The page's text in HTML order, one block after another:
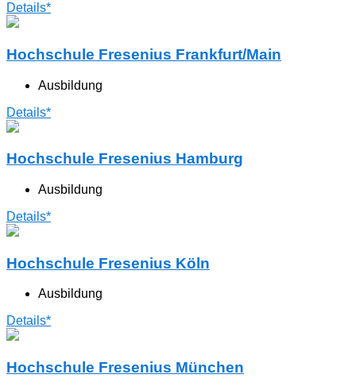
Details*
Hochschule Fresenius Frankfurt/Main
Ausbildung
Details*
Hochschule Fresenius Hamburg
Ausbildung
Details*
Hochschule Fresenius Köln
Ausbildung
Details*
Hochschule Fresenius München